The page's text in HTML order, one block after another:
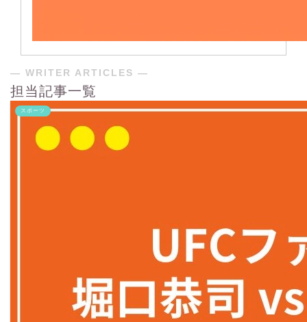
― WRITER ARTICLES ―
担当記事一覧
スポーツ